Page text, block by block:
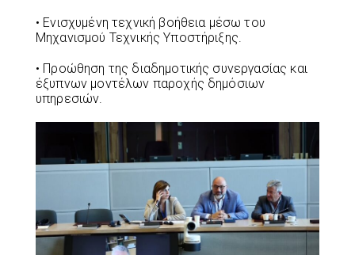
• Ενισχυμένη τεχνική βοήθεια μέσω του
Μηχανισμού Τεχνικής Υποστήριξης.
• Προώθηση της διαδημοτικής συνεργασίας και
έξυπνων μοντέλων παροχής δημόσιων
υπηρεσιών.